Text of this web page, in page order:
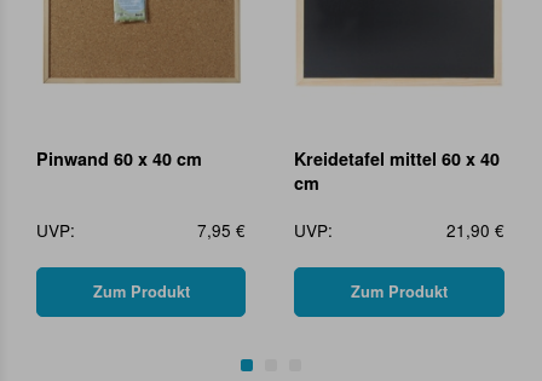
Pinwand 60 x 40 cm
UVP: 7,95 €
Zum Produkt
Kreidetafel mittel 60 x 40
cm
UVP:
21,90 €
Zum Produkt